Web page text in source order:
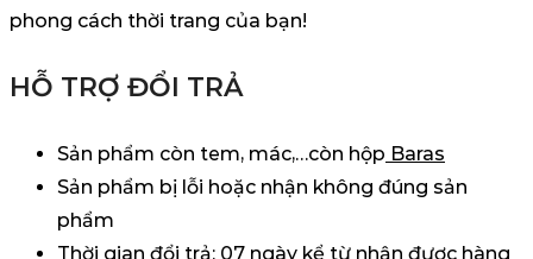
phong cách thời trang của bạn!
HỖ TRỢ ĐỔI TRẢ
Sản phẩm còn tem, mác,…còn hộp Baras
Sản phẩm bị lỗi hoặc nhận không đúng sản
phẩm
Thời gian đổi trả: 07 ngày kể từ nhận được hàng